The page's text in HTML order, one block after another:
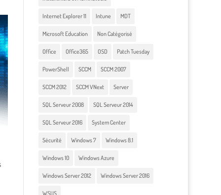
Internet Explorer 11 Intune MDT
Microsoft Education Non Catégorisé
Office Office365 OSD Patch Tuesday
PowerShell SCCM SCCM 2007
SCCM 2012 SCCM VNext Server
SQL Serveur 2008 SQL Serveur 2014
SQL Serveur 2016 System Center
Sécurité Windows 7 Windows 8.1
Windows 10 Windows Azure
Windows Server 2012 Windows Server 2016
WSUS